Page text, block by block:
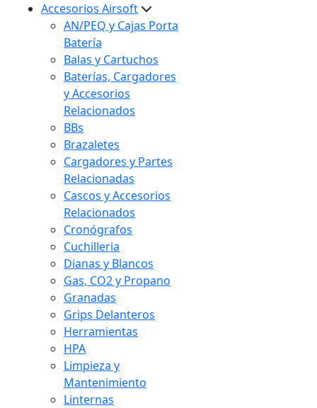
Accesorios Airsoft
AN/PEQ y Cajas Porta
Batería
Balas y Cartuchos
Baterías, Cargadores
y Accesorios
Relacionados
BBs
Brazaletes
Cargadores y Partes
Relacionadas
Cascos y Accesorios
Relacionados
Cronógrafos
Cuchilleria
Dianas y Blancos
Gas, CO2 y Propano
Granadas
Grips Delanteros
Herramientas
HPA
Limpieza y
Mantenimiento
Linternas